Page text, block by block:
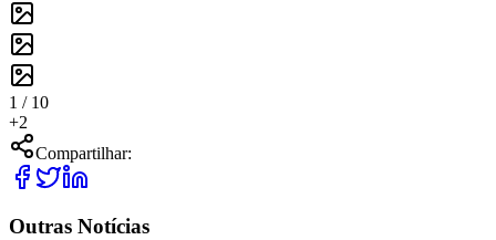
1 / 10
+2
Compartilhar:
Outras Notícias